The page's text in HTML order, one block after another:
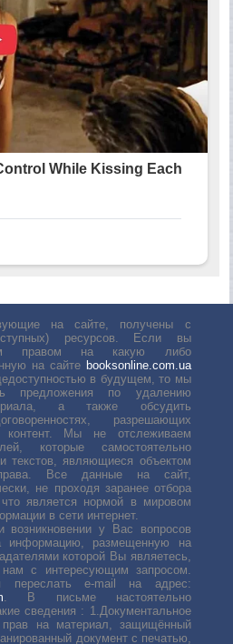
на сайте, получены с
ресурсов. Если вы
правом на какую либо
на сайте booksonline.com.ua
в будущем, то мы
предложения по удалению
а также обсудить
разрешающих
контент. Мы не отслеживаем
которые самостоятельно
текстов, являющиеся объектом
Все данные на сайт,
не проходя заранее отбора
является нормой в мировом
в сети интернет.
у Вас вопросов
информацию, размещенную на
которой Вы являетесь,
с интересующим запросом.
переслать е-mail на адрес:
. В письме настоятельно
сведения : 1.Документальное
прав на материал, защищённый
документ с печатью,